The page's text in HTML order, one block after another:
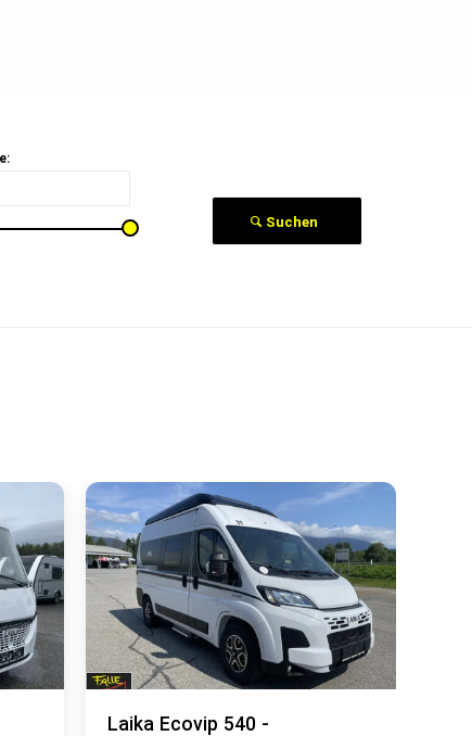
Suchen
Laika Ecovip 540 -